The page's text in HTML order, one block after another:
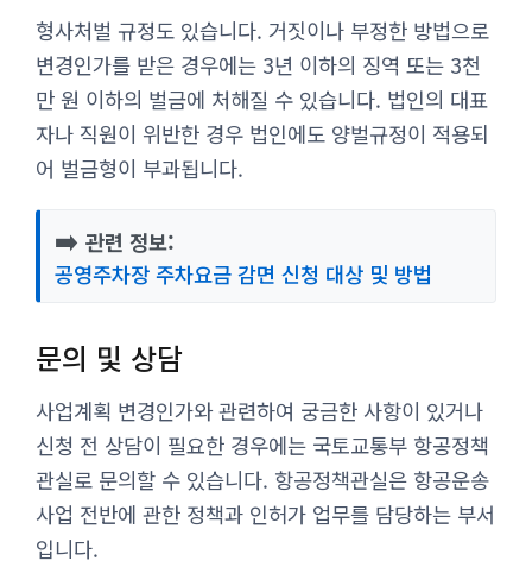
형사처벌 규정도 있습니다. 거짓이나 부정한 방법으로
변경인가를 받은 경우에는 3년 이하의 징역 또는 3천
만 원 이하의 벌금에 처해질 수 있습니다. 법인의 대표
자나 직원이 위반한 경우 법인에도 양벌규정이 적용되
어 벌금형이 부과됩니다.
➡️ 관련 정보:
공영주차장 주차요금 감면 신청 대상 및 방법
문의 및 상담
사업계획 변경인가와 관련하여 궁금한 사항이 있거나
신청 전 상담이 필요한 경우에는 국토교통부 항공정책
관실로 문의할 수 있습니다. 항공정책관실은 항공운송
사업 전반에 관한 정책과 인허가 업무를 담당하는 부서
입니다.